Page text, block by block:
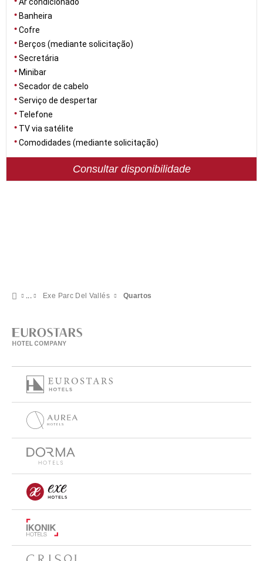
Banheira
Cofre
Berços (mediante solicitação)
Secretária
Minibar
Secador de cabelo
Serviço de despertar
Telefone
TV via satélite
Comodidades (mediante solicitação)
Consultar disponibilidade
Exe Parc Del Vallés Quartos